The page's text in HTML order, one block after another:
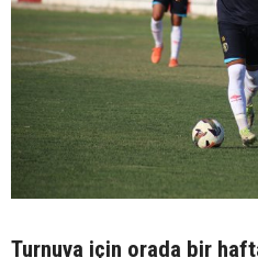
Turnuva için orada bir